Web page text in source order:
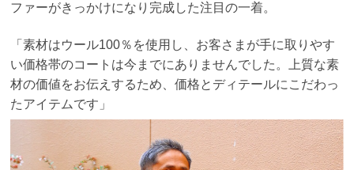
ファーがきっかけになり完成した注目の一着。
「素材はウール100％を使用し、お客さまが手に取りやす
い価格帯のコートは今までにありませんでした。上質な素
材の価値をお伝えするため、価格とディテールにこだわっ
たアイテムです」